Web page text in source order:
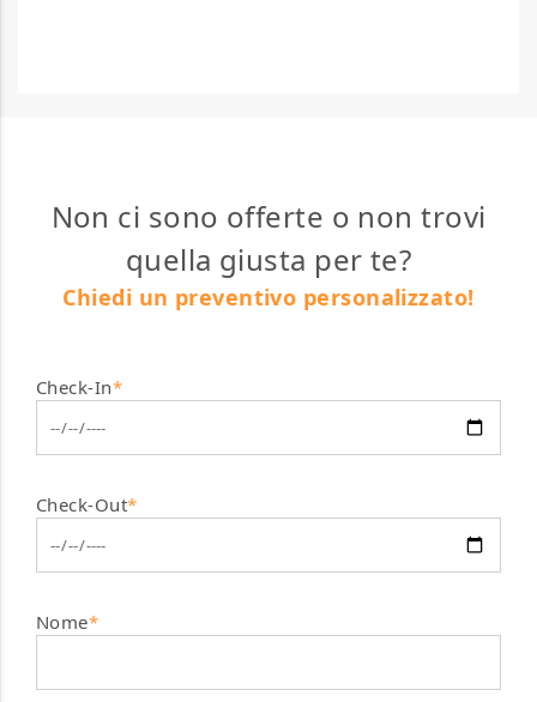
Non ci sono offerte o non trovi
quella giusta per te?
Chiedi un preventivo personalizzato!
Check-In*
Check-Out*
Nome*